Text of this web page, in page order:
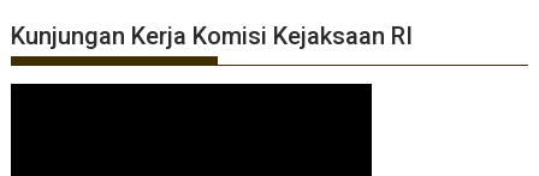
Kunjungan Kerja Komisi Kejaksaan RI